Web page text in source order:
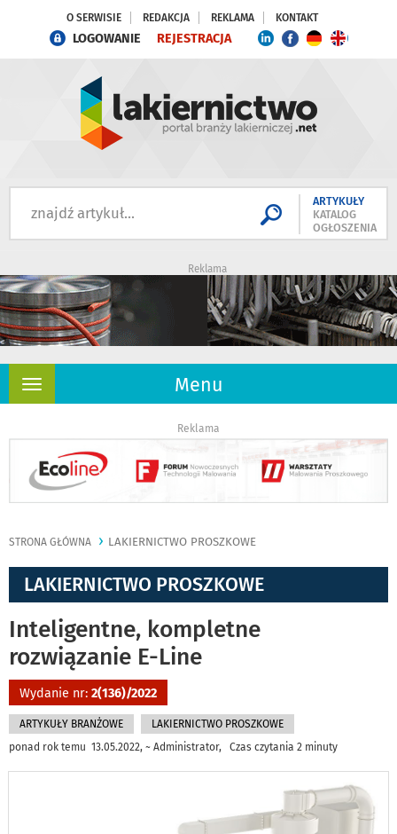
O SERWISIE REDAKCJA REKLAMA KONTAKT
LOGOWANIE REJESTRACJA
ARTYKUŁY
KATALOG
OGŁOSZENIA
Reklama
Menu
Rozwiń
Reklama
STRONA GŁÓWNA LAKIERNICTWO PROSZKOWE
LAKIERNICTWO PROSZKOWE
Inteligentne, kompletne
rozwiązanie E-Line
Wydanie nr: 2(136)/2022
ARTYKUŁY BRANŻOWE
LAKIERNICTWO PROSZKOWE
ponad rok temu 13.05.2022, ~ Administrator, Czas czytania 2 minuty